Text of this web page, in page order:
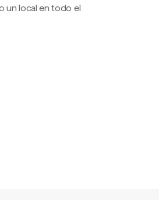
un local en todo el